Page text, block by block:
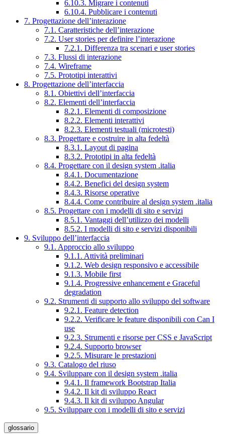
6.10.3. Migrare i contenuti
6.10.4. Pubblicare i contenuti
7. Progettazione dell’interazione
7.1. Caratteristiche dell’interazione
7.2. User stories per definire l’interazione
7.2.1. Differenza tra scenari e user stories
7.3. Flussi di interazione
7.4. Wireframe
7.5. Prototipi interattivi
8. Progettazione dell’interfaccia
8.1. Obiettivi dell’interfaccia
8.2. Elementi dell’interfaccia
8.2.1. Elementi di composizione
8.2.2. Elementi interattivi
8.2.3. Elementi testuali (microtesti)
8.3. Progettare e costruire in alta fedeltà
8.3.1. Layout di pagina
8.3.2. Prototipi in alta fedeltà
8.4. Progettare con il design system .italia
8.4.1. Documentazione
8.4.2. Benefici del design system
8.4.3. Risorse operative
8.4.4. Come contribuire al design system .italia
8.5. Progettare con i modelli di sito e servizi
8.5.1. Vantaggi dell’utilizzo dei modelli
8.5.2. I modelli di sito e servizi disponibili
9. Sviluppo dell’interfaccia
9.1. Approccio allo sviluppo
9.1.1. Attività preliminari
9.1.2. Web design responsivo e accessibile
9.1.3. Mobile first
9.1.4. Progressive enhancement e Graceful
degradation
9.2. Strumenti di supporto allo sviluppo del software
9.2.1. Feature detection
9.2.2. Verificare le feature disponibili con Can I
use
9.2.3. Strumenti e risorse per CSS e JavaScript
9.2.4. Supporto browser
9.2.5. Misurare le prestazioni
9.3. Catalogo del riuso
9.4. Sviluppare con il design system .italia
9.4.1. Il framework Bootstrap Italia
9.4.2. Il kit di sviluppo React
9.4.3. Il kit di sviluppo Angular
9.5. Sviluppare con i modelli di sito e servizi
glossario